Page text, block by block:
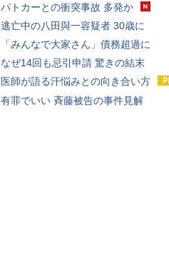
パトカーとの衝突事故 多発か
逃亡中の八田與一容疑者 30歳に
「みんなで大家さん」債務超過に
なぜ14回も忌引申請 驚きの結末
医師が語る汗悩みとの向き合い方
有罪でいい 斉藤被告の事件見解